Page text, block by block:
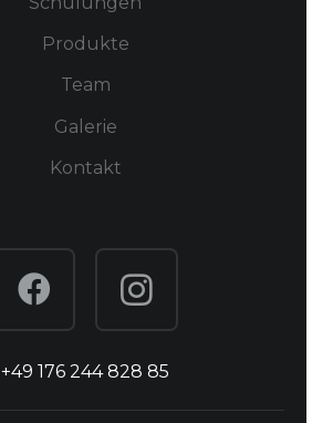
Produkte
Team
Galerie
Kontakt
+49 176 244 828 85